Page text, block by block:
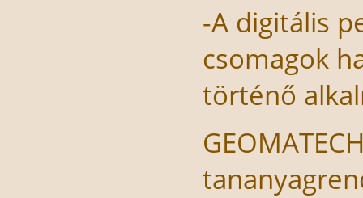
-A digitális
csomagok
történő